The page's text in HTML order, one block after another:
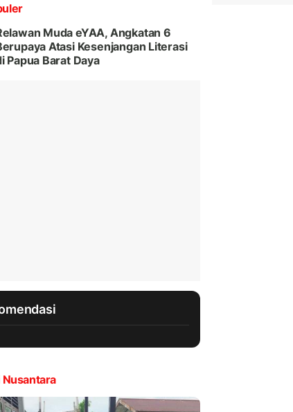
Muda eYAA, Angkatan 6
Atasi Kesenjangan Literasi
Papua Barat Daya